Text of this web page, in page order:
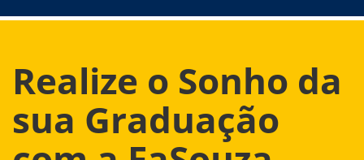
Realize o Sonho da
sua Graduação